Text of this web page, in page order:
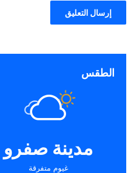
الطقس
مدينة صفرو
غيوم متفرقة